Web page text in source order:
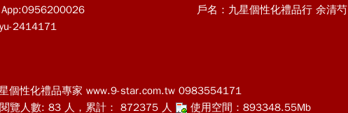
2414171
戶名：九星個性化禮品行 余清芍
個性化禮品專家 www.9-star.com.tw 0983554171
人數: 83 人，累計： 872375 人
使用空間：893348.55Mb